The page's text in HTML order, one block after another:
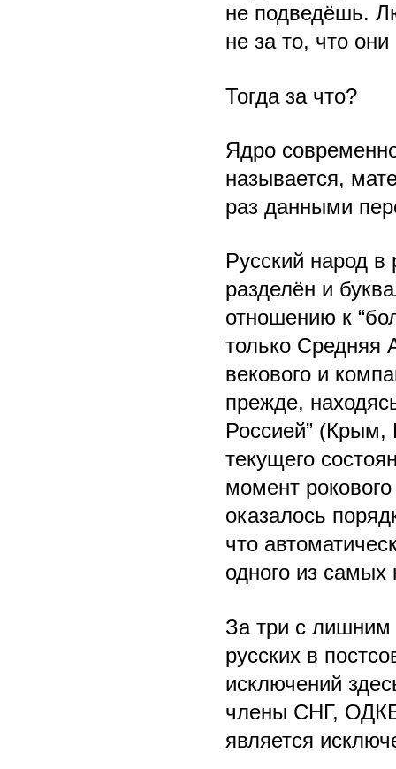
не подведёшь.
не за то, что
Тогда за что?
Ядро
называется,
раз данными
Русский народ в
разделён и
отношению к
только Средняя
векового и
прежде,
Россией”
текущего
момент рокового
оказалось
что
одного из
За три с лишним
русских в
исключений
члены СНГ,
является